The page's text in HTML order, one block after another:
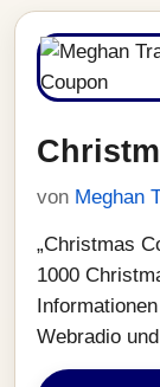
von Meghan
„Christmas
1000
Webradio